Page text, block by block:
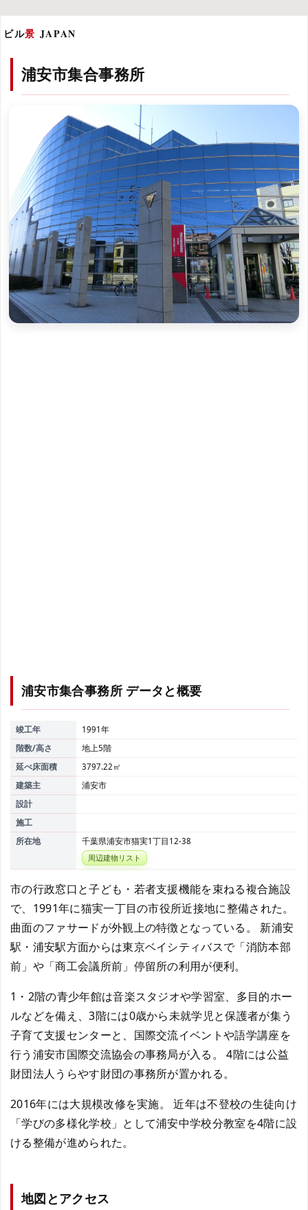
ビル景 JAPAN
浦安市集合事務所
浦安市集合事務所 データと概要
竣工年
1991年
階数/高さ
地上5階
延べ床面積
3797.22㎡
建築主
浦安市
設計
施工
所在地
千葉県浦安市猫実1丁目12-38
周辺建物リスト
市の行政窓口と子ども・若者支援機能を束ねる複合施設
で、1991年に猫実一丁目の市役所近接地に整備された。
曲面のファサードが外観上の特徴となっている。 新浦安
駅・浦安駅方面からは東京ベイシティバスで「消防本部
前」や「商工会議所前」停留所の利用が便利。
1・2階の青少年館は音楽スタジオや学習室、多目的ホー
ルなどを備え、3階には0歳から未就学児と保護者が集う
子育て支援センターと、国際交流イベントや語学講座を
行う浦安市国際交流協会の事務局が入る。 4階には公益
財団法人うらやす財団の事務所が置かれる。
2016年には大規模改修を実施。 近年は不登校の生徒向け
「学びの多様化学校」として浦安中学校分教室を4階に設
ける整備が進められた。
地図とアクセス